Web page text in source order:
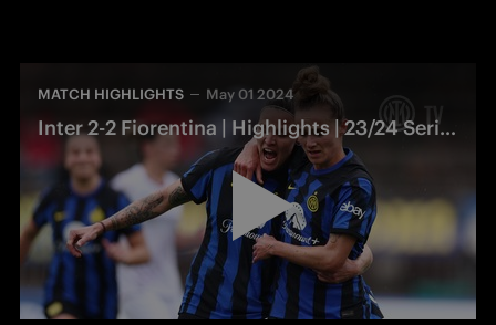
MATCH HIGHLIGHTS May 01 2024
Inter 2-2 Fiorentina | Highlights | 23/24 Serie A Femminile Poule Scudetto